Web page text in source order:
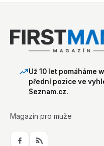
Už 10 let pomáháme
přední pozice ve
Seznam.cz.
Magazín pro muže